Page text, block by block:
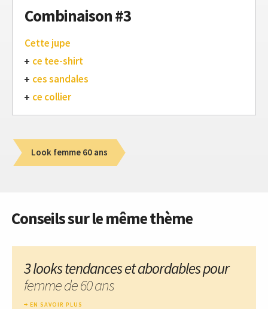
Combinaison #3
Cette jupe
ce tee-shirt
ces sandales
ce collier
Look femme 60 ans
Conseils sur le même thème
3 looks tendances et abordables pour
femme de 60 ans
EN SAVOIR PLUS